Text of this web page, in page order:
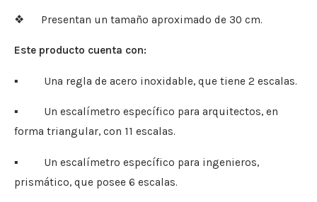
❖ Presentan un tamaño aproximado de 30 cm.
Este producto cuenta con:
▪ Una regla de acero inoxidable, que tiene 2 escalas.
▪ Un escalímetro específico para arquitectos, en
forma triangular, con 11 escalas.
▪ Un escalímetro específico para ingenieros,
prismático, que posee 6 escalas.